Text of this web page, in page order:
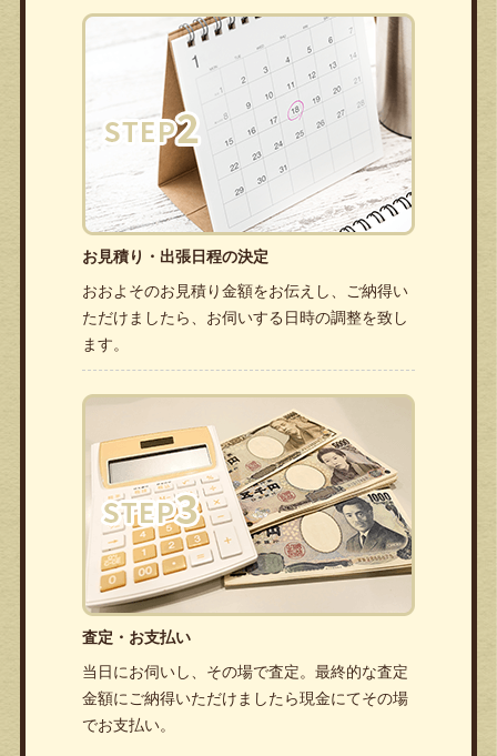
お見積り・出張日程の決定
おおよそのお見積り金額をお伝えし、ご納得い
ただけましたら、お伺いする日時の調整を致し
ます。
査定・お支払い
当日にお伺いし、その場で査定。最終的な査定
金額にご納得いただけましたら現金にてその場
でお支払い。